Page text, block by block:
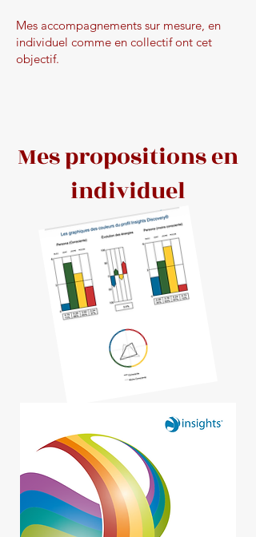
Mes accompagnements sur mesure, en
individuel comme en collectif ont cet
objectif.
Mes propositions en
individuel